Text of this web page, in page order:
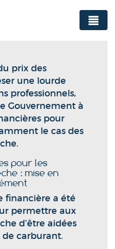
prix des
une lourde
professionnels,
Gouvernement à
pour
le cas des
pour les
: mise en
financière a été
permettre aux
d’être aidées
de carburant.